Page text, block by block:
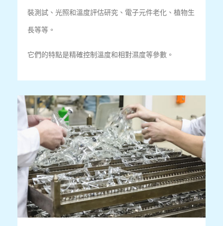
裝測試、光照和溫度評估研究、電子元件老化、植物生
長等等。
它們的特點是精確控制溫度和相對濕度等參數。